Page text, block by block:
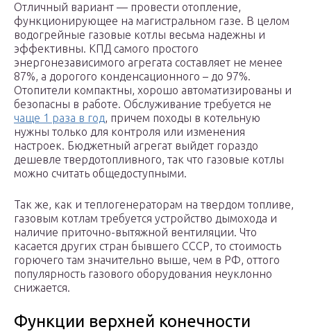
Отличный вариант — провести отопление,
функционирующее на магистральном газе. В целом
водогрейные газовые котлы весьма надежны и
эффективны. КПД самого простого
энергонезависимого агрегата составляет не менее
87%, а дорогого конденсационного – до 97%.
Отопители компактны, хорошо автоматизированы и
безопасны в работе. Обслуживание требуется не
чаще 1 раза в год, причем походы в котельную
нужны только для контроля или изменения
настроек. Бюджетный агрегат выйдет гораздо
дешевле твердотопливного, так что газовые котлы
можно считать общедоступными.
Так же, как и теплогенераторам на твердом топливе,
газовым котлам требуется устройство дымохода и
наличие приточно-вытяжной вентиляции. Что
касается других стран бывшего СССР, то стоимость
горючего там значительно выше, чем в РФ, оттого
популярность газового оборудования неуклонно
снижается.
Функции верхней конечности